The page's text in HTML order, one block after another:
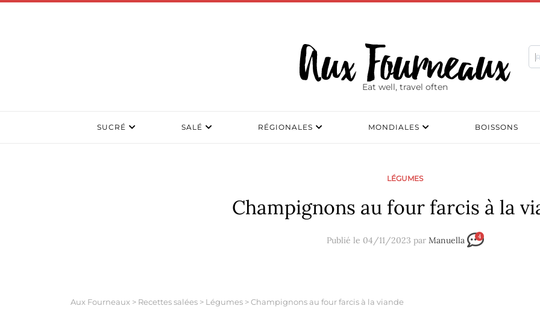
Eat well, travel often
SUCRÉ SALÉ RÉGIONALES MONDIALES BOISSONS
LÉGUMES
Champignons au four farcis à la
Publié le 04/11/2023 par Manuella 4
Aux Fourneaux > Recettes salées > Légumes >Champignons au four farcis à la viande